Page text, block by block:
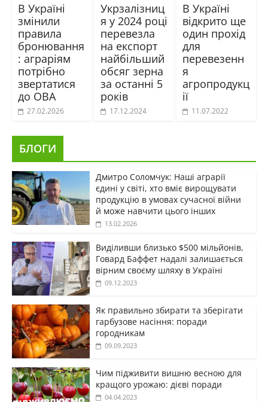
В Україні
змінили
правила
бронювання
: аграріям
потрібно
звертатися
до ОВА
27.02.2026
Укрзалізниц
я у 2024 році
перевезла
на експорт
найбільший
обсяг зерна
за останні 5
років
17.12.2024
В Україні
відкрито ще
один прохід
для
перевезенн
я
агропродукц
ії
11.07.2022
БЛОГИ
Дмитро Соломчук: Наші аграрії
єдині у світі, хто вміє вирощувати
продукцію в умовах сучасної війни
й може навчити цього інших
13.02.2026
Виділивши близько $500 мільйонів,
Говард Баффет надалі залишається
вірним своєму шляху в Україні
09.12.2023
Як правильно збирати та зберігати
гарбузове насіння: поради
городникам
09.09.2023
Чим підживити вишню весною для
кращого урожаю: дієві поради
04.04.2023